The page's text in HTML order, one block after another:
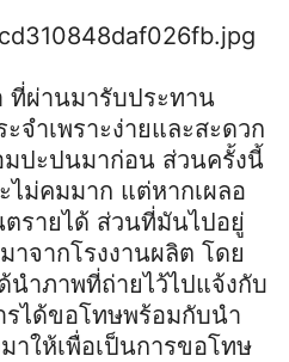
ที่ผ่านมารับประทาน
จำเพราะง่ายและสะดวก
มปะปนมาก่อน ส่วนครั้งนี้
ไม่คมมาก แต่หากเผลอ
ตรายได้ ส่วนที่มันไปอยู่
าจากโรงงานผลิต โดย
นำภาพที่ถ่ายไว้ไปแจ้งกับ
ได้ขอโทษพร้อมกับนำ
าให้เพื่อเป็นการขอโทษ